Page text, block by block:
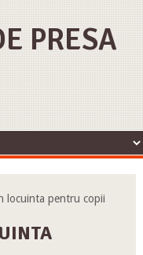
PRESA
pentru copii